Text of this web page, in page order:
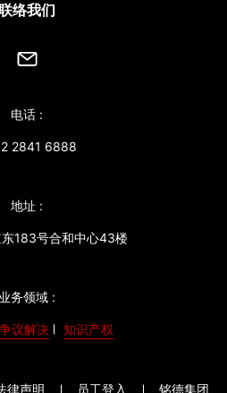
络我们
电话 :
2841 6888
地址 :
183号合和中心43楼
业务领域 :
争议解决 知识产权
律声明 员工登入 铭德集团